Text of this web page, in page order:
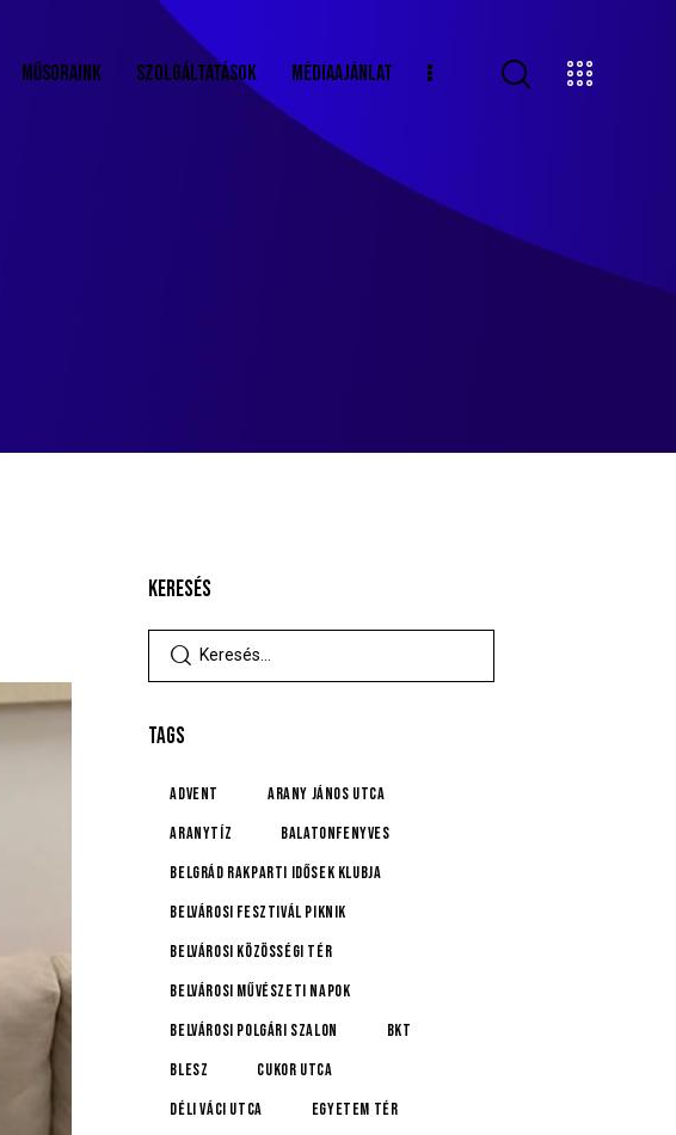
MŰSORAINK SZOLGÁLTATÁSOK MÉDIAAJÁNLAT
KERESÉS
TAGS
advent
Arany János utca
Aranytíz
Balatonfenyves
Belgrád Rakparti Idősek Klubja
Belvárosi Fesztivál Piknik
Belvárosi Közösségi Tér
Belvárosi Művészeti Napok
Belvárosi Polgári Szalon
BKT
BLESZ
Cukor utca
Déli Váci utca
Egyetem tér